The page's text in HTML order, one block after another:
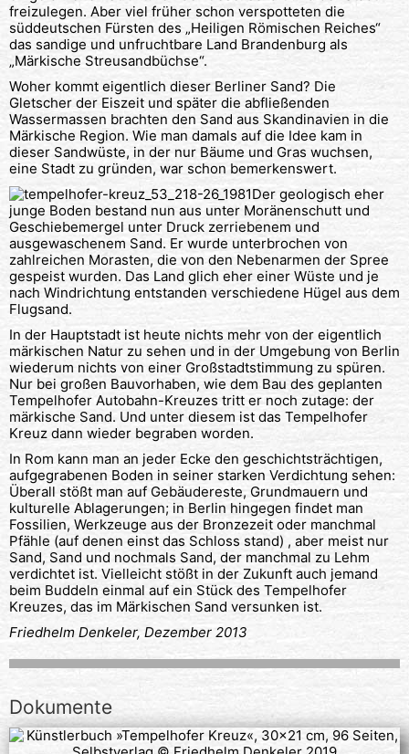
freizulegen. Aber viel früher schon verspotteten die
süddeutschen Fürsten des „Heiligen Römischen Reiches“
das sandige und unfruchtbare Land Brandenburg als
„Märkische Streusandbüchse“.
Woher kommt eigentlich dieser Berliner Sand? Die
Gletscher der Eiszeit und später die abfließenden
Wassermassen brachten den Sand aus Skandinavien in die
Märkische Region. Wie man damals auf die Idee kam in
dieser Sandwüste, in der nur Bäume und Gras wuchsen,
eine Stadt zu gründen, war schon bemerkenswert.
Der geologisch eher
junge Boden bestand nun aus unter Moränenschutt und
Geschiebemergel unter Druck zerriebenem und
ausgewaschenem Sand. Er wurde unterbrochen von
zahlreichen Morasten, die von den Nebenarmen der Spree
gespeist wurden. Das Land glich eher einer Wüste und je
nach Windrichtung entstanden verschiedene Hügel aus dem
Flugsand.
In der Hauptstadt ist heute nichts mehr von der eigentlich
märkischen Natur zu sehen und in der Umgebung von Berlin
wiederum nichts von einer Großstadtstimmung zu spüren.
Nur bei großen Bauvorhaben, wie dem Bau des geplanten
Tempelhofer Autobahn-Kreuzes tritt er noch zutage: der
märkische Sand. Und unter diesem ist das Tempelhofer
Kreuz dann wieder begraben worden.
In Rom kann man an jeder Ecke den geschichtsträchtigen,
aufgegrabenen Boden in seiner starken Verdichtung sehen:
Überall stößt man auf Gebäudereste, Grundmauern und
kulturelle Ablagerungen; in Berlin hingegen findet man
Fossilien, Werkzeuge aus der Bronzezeit oder manchmal
Pfähle (auf denen einst das Schloss stand) , aber meist nur
Sand, Sand und nochmals Sand, der manchmal zu Lehm
verdichtet ist. Vielleicht stößt in der Zukunft auch jemand
beim Buddeln einmal auf ein Stück des Tempelhofer
Kreuzes, das im Märkischen Sand versunken ist.
Friedhelm Denkeler, Dezember 2013
Dokumente